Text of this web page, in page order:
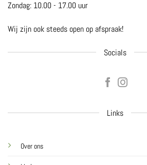
Links
Over ons
Zondag: 10.00 - 17.00 uur
Wij zijn ook steeds open op afspraak!
Socials